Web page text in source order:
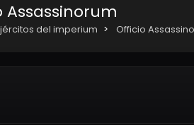
Assassinorum
del imperium Officio